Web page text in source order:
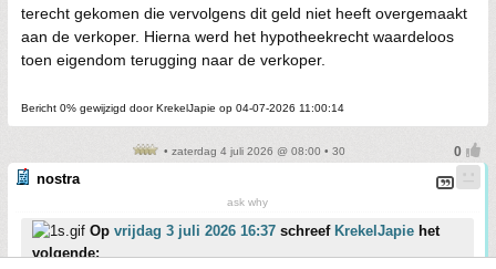
terecht gekomen die vervolgens dit geld niet heeft overgemaakt
aan de verkoper. Hierna werd het hypotheekrecht waardeloos
toen eigendom terugging naar de verkoper.
Bericht 0% gewijzigd door KrekelJapie op 04-07-2026 11:00:14
• zaterdag 4 juli 2026 @ 08:00 • 30
nostra
ask why
Op vrijdag 3 juli 2026 16:37 schreef KrekelJapie het
volgende: